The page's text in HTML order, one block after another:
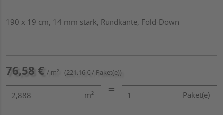
190 x 19 cm, 14 mm stark, Rundkante, Fold-Down
76,58 € / m² (221,16 € / Paket(e))
m² Paket(e)